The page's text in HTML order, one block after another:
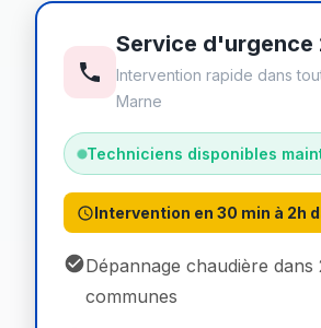
Service d'urgence
Intervention rapide dans
Marne
Techniciens disponibles
Intervention en 30 min à 2h
Dépannage chaudière dans
communes